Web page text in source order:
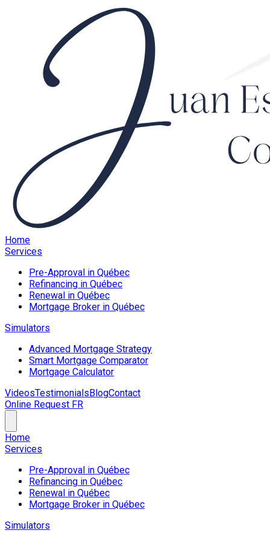
Home
Services
Pre-Approval in Québec
Refinancing in Québec
Renewal in Québec
Mortgage Broker in Québec
Simulators
Advanced Mortgage Strategy
Smart Mortgage Comparator
Mortgage Calculator
VideosTestimonialsBlogContact
Online Request FR
Home
Services
Pre-Approval in Québec
Refinancing in Québec
Renewal in Québec
Mortgage Broker in Québec
Simulators